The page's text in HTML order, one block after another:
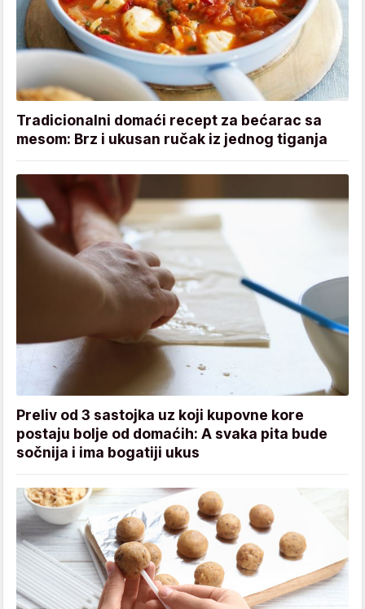
Tradicionalni domaći recept za bećarac sa
mesom: Brz i ukusan ručak iz jednog tiganja
Preliv od 3 sastojka uz koji kupovne kore
postaju bolje od domaćih: A svaka pita bude
sočnija i ima bogatiji ukus